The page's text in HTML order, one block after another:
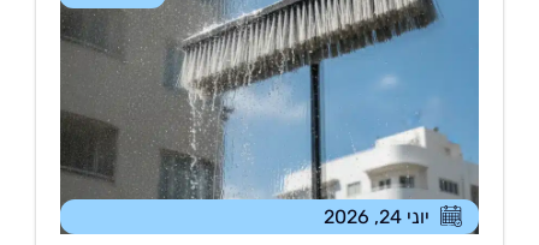
יוני 24, 2026